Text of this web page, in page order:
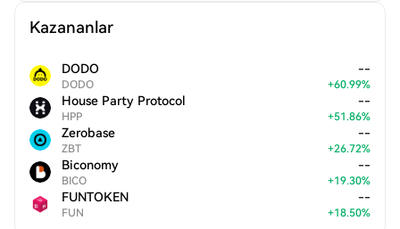
Kazananlar
DODO
DODO
--
+60.99%
House Party Protocol
HPP
--
+51.86%
Zerobase
ZBT
--
+26.72%
Biconomy
BICO
--
+19.30%
FUNTOKEN
FUN
--
+18.50%